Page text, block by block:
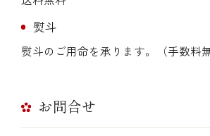
熨斗
熨斗のご用命を承ります。（手数料無
お問合せ